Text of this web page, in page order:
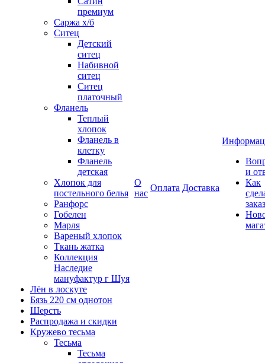
премиум
Саржа х/б
Ситец
Детский
ситец
Набивной
ситец
Ситец
платочный
Фланель
Теплый
хлопок
Фланель в
клетку
Фланель
детская
Хлопок для
постельного белья
Ранфорс
Гобелен
Марля
Вареный хлопок
Ткань жатка
Коллекция
Наследие
мануфактур г Шуя
Лён в лоскуте
Бязь 220 см однотон
Шерсть
Распродажа и скидки
Кружево тесьма
Тесьма
Тесьма
О
нас
Оплата Доставка
и
Как
заказ